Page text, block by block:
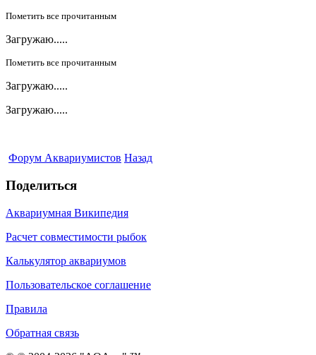
Пометить все прочитанным
Загружаю.....
Пометить все прочитанным
Загружаю.....
Загружаю.....
Форум Аквариумистов Назад
Поделиться
Аквариумная Википедия
Расчет совместимости рыбок
Калькулятор аквариумов
Пользовательское соглашение
Правила
Обратная связь